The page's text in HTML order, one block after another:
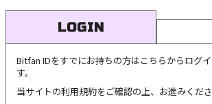
LOGIN
Bitfan IDをすでにお持ちの方はこちらからログ
す。
当サイトの利用規約をご確認の上、お進みくださ